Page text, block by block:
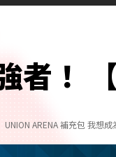
者！
UNION ARENA 補充包 我想成